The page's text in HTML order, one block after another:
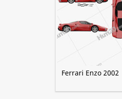
Ferrari Enzo 2002